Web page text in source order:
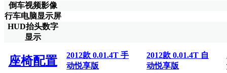
倒车视频影像
行车电脑显示屏
HUD抬头数字
显示
座椅配置
2012款 0.01.4T 手
动悦享版
2012款 0.01.4T 自
动悦享版